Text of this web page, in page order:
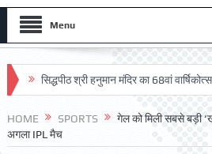
Menu
सिद्धपीठ श्री हनुमान मंदिर का 68वां वार्षिकोत्सव
HOME SPORTS
गेल को मिली सबसे बड़ी
अगला IPL मैच